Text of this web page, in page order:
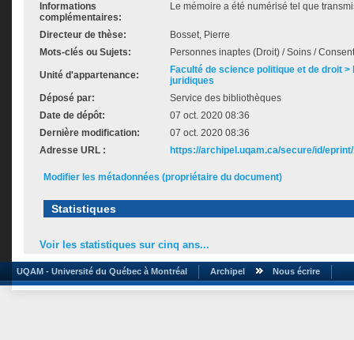
Informations
complémentaires:
Le mémoire a été numérisé tel que
Directeur de thèse:
Bosset, Pierre
Mots-clés ou Sujets:
Personnes inaptes (Droit) / Soins /
Unité d'appartenance:
Faculté de science politique et de droit
juridiques
Déposé par:
Service des bibliothèques
Date de dépôt:
07 oct. 2020 08:36
Dernière modification:
07 oct. 2020 08:36
Adresse URL :
https://archipel.uqam.ca/secure/id/
Modifier les métadonnées (propriétaire du document)
Statistiques
Voir les statistiques sur cinq ans...
UQAM - Université du Québec à Montréal Archipel Nous écrire